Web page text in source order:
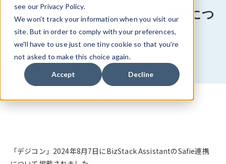
see our Privacy Policy.
We won't track your information when you visit our
site. But in order to comply with your preferences,
we'll have to use just one tiny cookie so that you're
not asked to make this choice again.
Accept Decline
BizStack AssistantのSafie連携につ
いて「デジコン」に掲載
2024/8/7
「デジコン 」2024年8月7日にBizStack AssistantのSafie連携